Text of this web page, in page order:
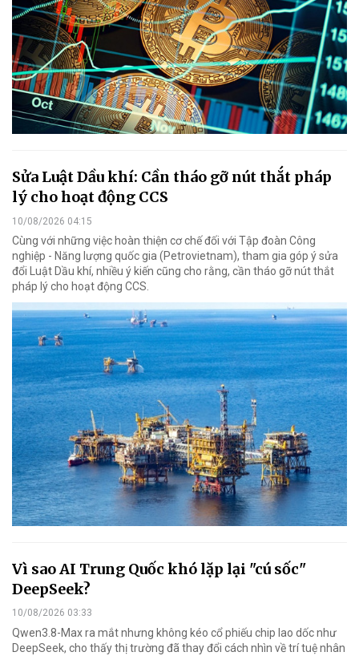
Sửa Luật Dầu khí: Cần tháo gỡ nút thắt pháp
lý cho hoạt động CCS
10/08/2026 04:15
Cùng với những việc hoàn thiện cơ chế đối với Tập đoàn Công
nghiệp - Năng lượng quốc gia (Petrovietnam), tham gia góp ý sửa
đổi Luật Dầu khí, nhiều ý kiến cũng cho rằng, cần tháo gỡ nút thắt
pháp lý cho hoạt động CCS.
Vì sao AI Trung Quốc khó lặp lại "cú sốc"
DeepSeek?
10/08/2026 03:33
Qwen3.8-Max ra mắt nhưng không kéo cổ phiếu chip lao dốc như
DeepSeek, cho thấy thị trường đã thay đổi cách nhìn về trí tuệ nhân